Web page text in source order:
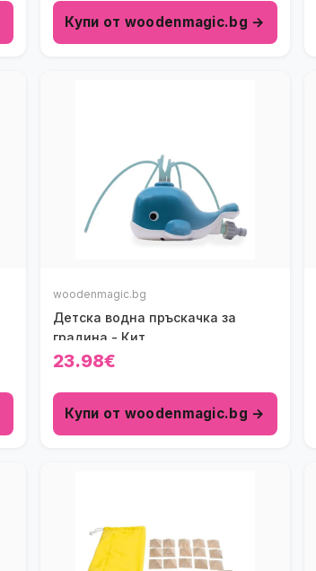
Купи от woodenmagic.bg →
woodenmagic.bg
Детска водна пръскачка за
градина - Кит
23.98€
Купи от woodenmagic.bg →